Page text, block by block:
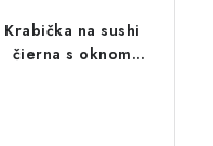
Krabička na sushi
čierna s oknom